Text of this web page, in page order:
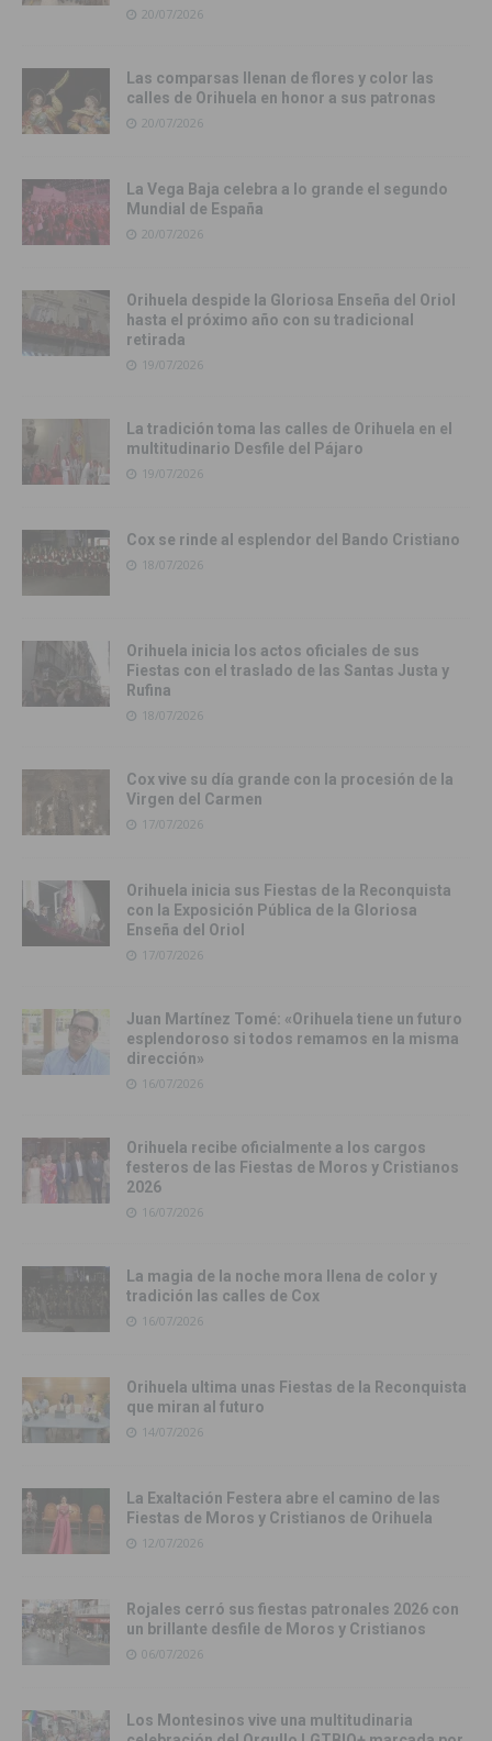
20/07/2026
Las comparsas llenan de flores y color las
calles de Orihuela en honor a sus patronas
20/07/2026
La Vega Baja celebra a lo grande el segundo
Mundial de España
20/07/2026
Orihuela despide la Gloriosa Enseña del Oriol
hasta el próximo año con su tradicional
retirada
19/07/2026
La tradición toma las calles de Orihuela en el
multitudinario Desfile del Pájaro
19/07/2026
Cox se rinde al esplendor del Bando Cristiano
18/07/2026
Orihuela inicia los actos oficiales de sus
Fiestas con el traslado de las Santas Justa y
Rufina
18/07/2026
Cox vive su día grande con la procesión de la
Virgen del Carmen
17/07/2026
Orihuela inicia sus Fiestas de la Reconquista
con la Exposición Pública de la Gloriosa
Enseña del Oriol
17/07/2026
Juan Martínez Tomé: «Orihuela tiene un futuro
esplendoroso si todos remamos en la misma
dirección»
16/07/2026
Orihuela recibe oficialmente a los cargos
festeros de las Fiestas de Moros y Cristianos
2026
16/07/2026
La magia de la noche mora llena de color y
tradición las calles de Cox
16/07/2026
Orihuela ultima unas Fiestas de la Reconquista
que miran al futuro
14/07/2026
La Exaltación Festera abre el camino de las
Fiestas de Moros y Cristianos de Orihuela
12/07/2026
Rojales cerró sus fiestas patronales 2026 con
un brillante desfile de Moros y Cristianos
06/07/2026
Los Montesinos vive una multitudinaria